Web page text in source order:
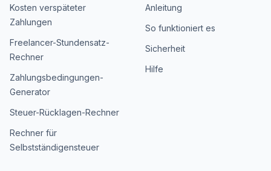
Kosten verspäteter
Zahlungen
Freelancer-Stundensatz-
Rechner
Zahlungsbedingungen-
Generator
Steuer-Rücklagen-Rechner
Rechner für
Selbstständigensteuer
Anleitung
So funktioniert es
Sicherheit
Hilfe